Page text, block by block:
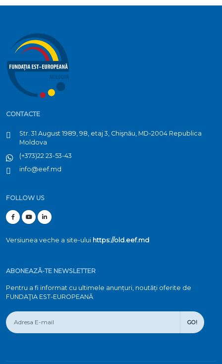
CONTACTE
Str. 31 August 1989, 98, etaj 3, Chişnău, MD-2004 Republica
Moldova
(+373)22 23-53-43
info@eef.md
FOLLOW US
Versiunea veche a site-ului https://old.eef.md
ABONEAZĂ-TE NEWSLETTER
Pentru a fi informat cu ultimele anunțuri, noutăți oferite de
FUNDAŢIA EST-EUROPEANĂ
GO!